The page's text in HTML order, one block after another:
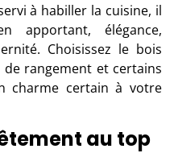
à habiller la cuisine, il
élégance,
Choisissez le bois
rangement et certains
charme certain à votre
au top